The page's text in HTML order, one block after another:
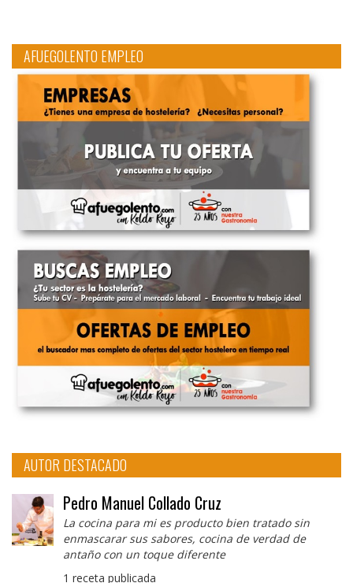
AFUEGOLENTO EMPLEO
AUTOR DESTACADO
Pedro Manuel Collado Cruz
La cocina para mi es producto bien tratado sin
enmascarar sus sabores, cocina de verdad de
antaño con un toque diferente
1 receta publicada